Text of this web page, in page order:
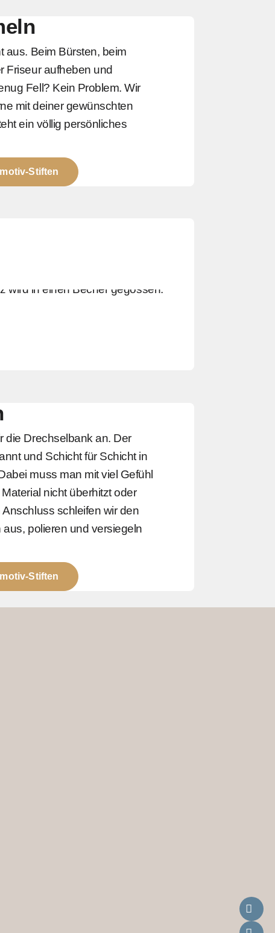
aus. Beim Bürsten, beim
Friseur aufheben und
Fell? Kein Problem. Wir
mit deiner gewünschten
ein völlig persönliches
Stiften
die Drechselbank an. Der
und Schicht für Schicht in
muss man mit viel Gefühl
nicht überhitzt oder
Anschluss schleifen wir den
aus, polieren und versiegeln
Stiften